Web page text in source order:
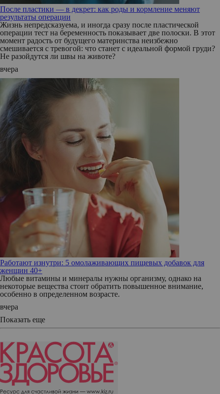
После пластики — в декрет: как роды и кормление меняют
результаты операции
Жизнь непредсказуема, и иногда сразу после пластической
операции тест на беременность показывает две полоски. В этот
момент радость от будущего материнства неизбежно
смешивается с тревогой: что станет с идеальной формой груди?
Не разойдутся ли швы на животе?
вчера
Работают изнутри: 5 омолаживающих пищевых добавок для
женщин 40+
Любые витамины и минералы нужны организму, однако на
некоторые вещества стоит обратить повышенное внимание,
особенно в определенном возрасте.
вчера
Показать еще